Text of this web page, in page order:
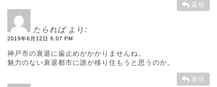
返信
たられば より:
2019年6月12日 6:07 PM
神戸市の衰退に歯止めがかかりませんね。
魅力のない衰退都市に誰が移り住もうと思うのか。
返信